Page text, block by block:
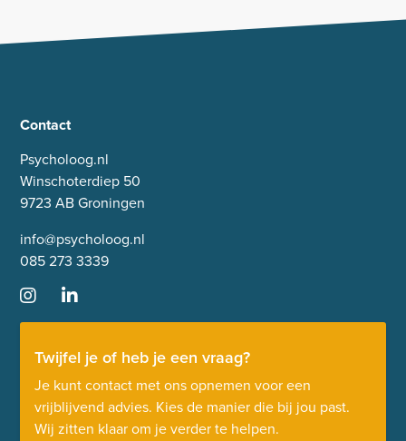
Contact
Psycholoog.nl
Winschoterdiep 50
9723 AB Groningen
info@psycholoog.nl
085 273 3339
Twijfel je of heb je een vraag?
Je kunt contact met ons opnemen voor een
vrijblijvend advies. Kies de manier die bij jou past.
Wij zitten klaar om je verder te helpen.